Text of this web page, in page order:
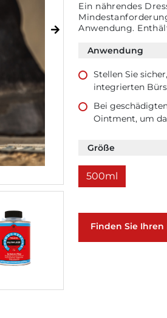
Ein nährendes
Anwendung.
Anwendung
Stellen Sie
integrierten
Bei
Ointment, um
Größe
500ml
Finden Sie